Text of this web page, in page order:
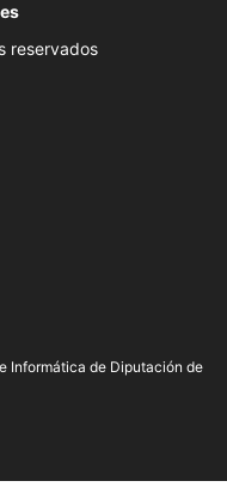
reservados
Informática de Diputación de